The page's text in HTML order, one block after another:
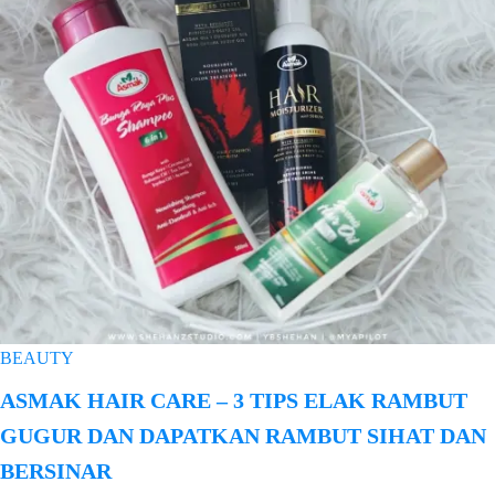
BEAUTY
ASMAK HAIR CARE – 3 TIPS ELAK RAMBUT
GUGUR DAN DAPATKAN RAMBUT SIHAT DAN
BERSINAR